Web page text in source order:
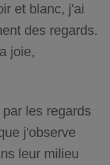
et blanc, j'ai
des regards.
joie,
les regards
j'observe
leur milieu